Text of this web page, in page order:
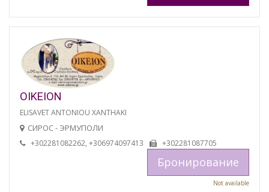
OIKEION
ELISAVET ANTONIOU XANTHAKI
СИРОС - ЭРМУПОЛИ
+302281082262, +306974097413 +302281087705
Бронирование
Not available